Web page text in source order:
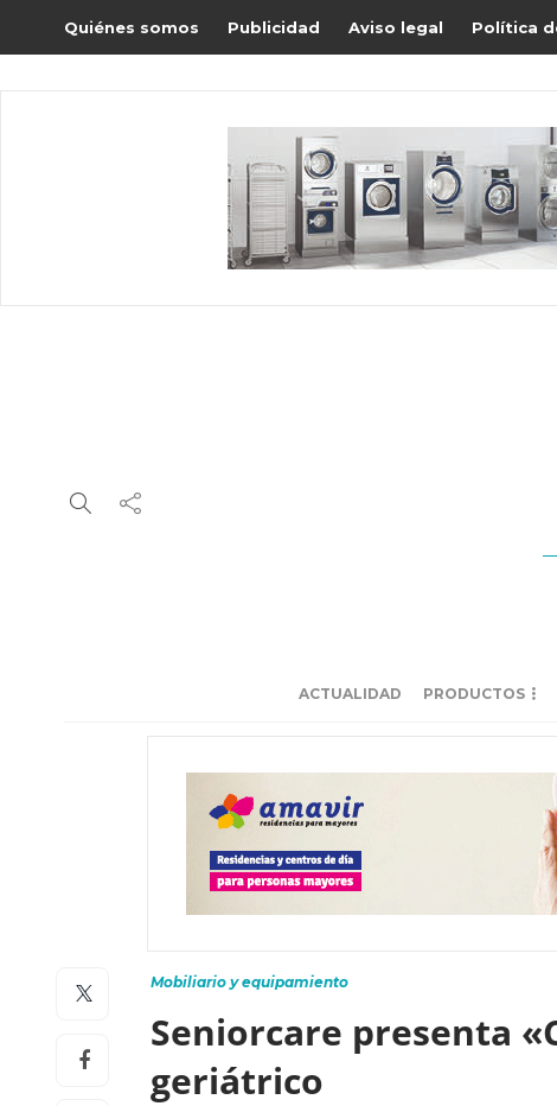
Quiénes somos Publicidad Aviso legal Política
ACTUALIDAD PRODUCTOS
Mobiliario y equipamiento
Seniorcare presenta
geriátrico